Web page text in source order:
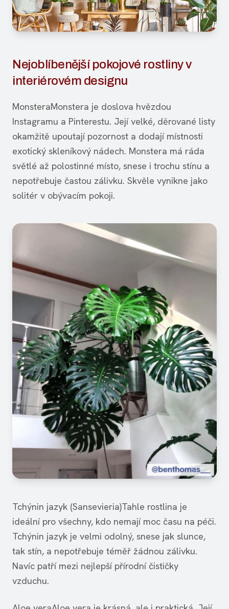
Nejoblíbenější pokojové rostliny v
interiérovém designu
MonsteraMonstera je doslova hvězdou
Instagramu a Pinterestu. Její velké, děrované listy
okamžitě upoutají pozornost a dodají místnosti
exotický skleníkový nádech. Monstera má ráda
světlé až polostinné místo, snese i trochu stínu a
nepotřebuje častou zálivku. Skvěle vynikne jako
solitér v obývacím pokoji.
Tchýnin jazyk (Sansevieria)Tahle rostlina je
ideální pro všechny, kdo nemají moc času na péči.
Tchýnin jazyk je velmi odolný, snese jak slunce,
tak stín, a nepotřebuje téměř žádnou zálivku.
Navíc patří mezi nejlepší přírodní čističky
vzduchu.